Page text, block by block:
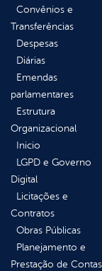
Convênios e
Transferências
Despesas
Diárias
Emendas
parlamentares
Estrutura
Organizacional
Inicio
LGPD e Governo
Digital
Licitações e
Contratos
Obras Públicas
Planejamento e
Prestação de Contas